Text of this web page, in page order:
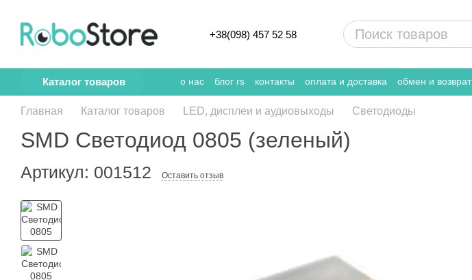
+38(098) 457 52 58
Каталог товаров о нас блог rs контакты оплата и доставка обмен и возврат
Главная Каталог товаров LED, дисплеи и аудиовыходы Cветодиоды
SMD Светодиод 0805 (зеленый)
Артикул: 001512 Оставить отзыв